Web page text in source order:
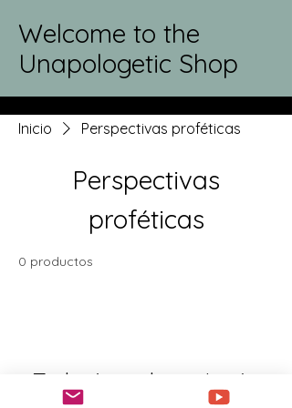
Welcome to the
Unapologetic Shop
Inicio Perspectivas proféticas
Perspectivas
proféticas
0 productos
Todavía no hay ningún